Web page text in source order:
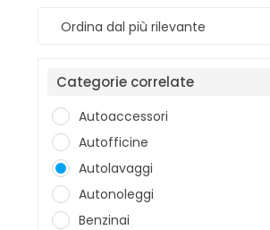
Categorie correlate
Autoaccessori
Autofficine
Autolavaggi
Autonoleggi
Benzinai